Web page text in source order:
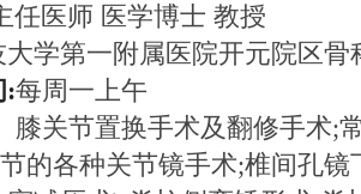
任医师 医学博士 教授
学第一附属医院开元院区骨
:每周一上午
膝关节置换手术及翻修手术;
的各种关节镜手术;椎间孔